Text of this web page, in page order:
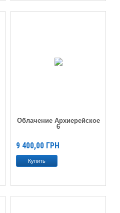
Облачение Архиерейское
6
9 400,00 ГРН